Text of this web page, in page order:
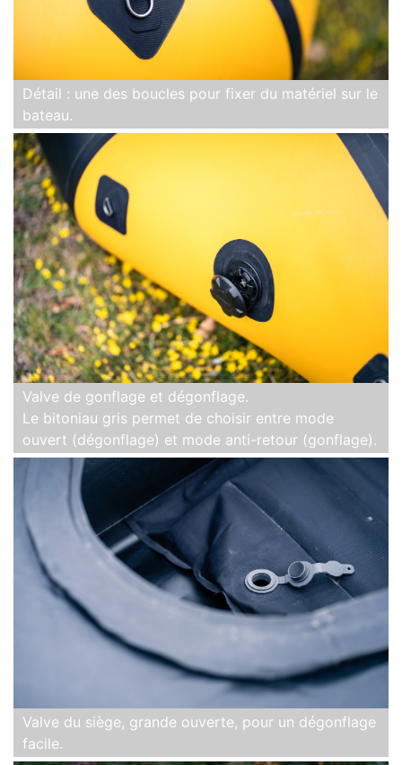
Détail : une des boucles pour fixer du matériel sur le
bateau.
Valve de gonflage et dégonflage.
Le bitoniau gris permet de choisir entre mode
ouvert (dégonflage) et mode anti-retour (gonflage).
Valve du siège, grande ouverte, pour un dégonflage
facile.